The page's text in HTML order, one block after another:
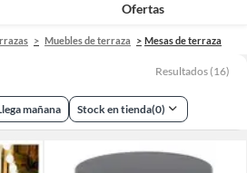
Ofertas
Muebles de terraza Mesas de terraza
Resultados (16)
mañana Stock en tienda(0)